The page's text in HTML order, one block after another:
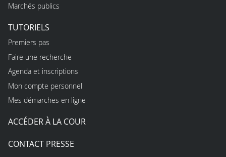
Marchés publics
TUTORIELS
Premiers pas
Faire une recherche
Agenda et inscriptions
Mon compte personnel
Mes démarches en ligne
ACCÉDER À LA COUR
CONTACT PRESSE